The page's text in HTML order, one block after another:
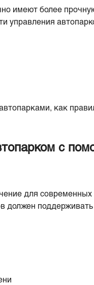
имеют более
управления
как
с
для
должен